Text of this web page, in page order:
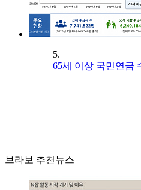
5.
65세 이상 국민연금
브라보 추천뉴스